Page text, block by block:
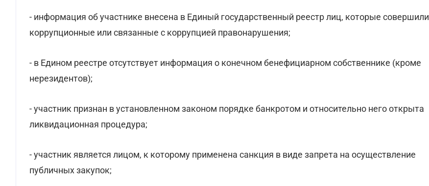
- информация об участнике внесена в Единый государственный реестр лиц, которые совершили
коррупционные или связанные с коррупцией правонарушения;
- в Едином реестре отсутствует информация о конечном бенефициарном собственнике (кроме
нерезидентов);
- участник признан в установленном законом порядке банкротом и относительно него открыта
ликвидационная процедура;
- участник является лицом, к которому применена санкция в виде запрета на осуществление
публичных закупок;